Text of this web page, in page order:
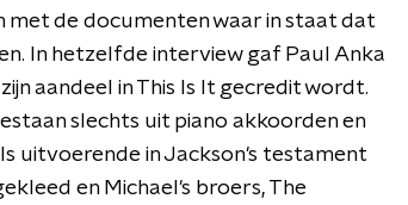
met de documenten waar in staat dat
In hetzelfde interview gaf Paul Anka
aandeel in This Is It gecredit wordt.
slechts uit piano akkoorden en
uitvoerende in Jackson's testament
en Michael's broers, The